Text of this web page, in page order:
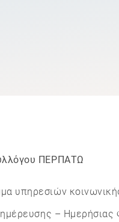
ΠΕΡΠΑΤΩ
–